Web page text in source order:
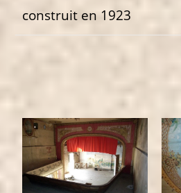
construit en 1923